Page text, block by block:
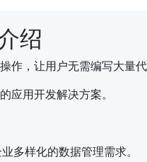
绍
，让用户无需编写大量代
应用开发解决方案。
多样化的数据管理需求。